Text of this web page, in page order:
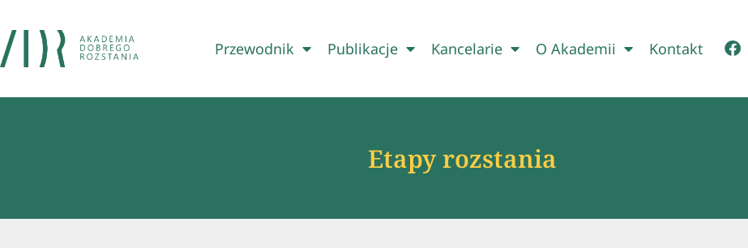
Przewodnik Publikacje Kancelarie O Akademii Kontakt
Etapy rozstania